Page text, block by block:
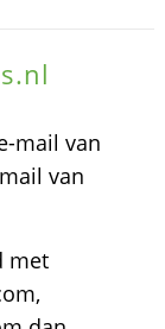
mail van
van
met